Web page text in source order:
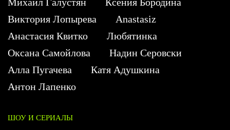
Виктория Лопырева
Anastasiz
Анастасия Квитко
Любятинка
Оксана Самойлова
Надин Серовски
Алла Пугачева
Катя Адушкина
Антон Лапенко
ШОУ И СЕРИАЛЫ